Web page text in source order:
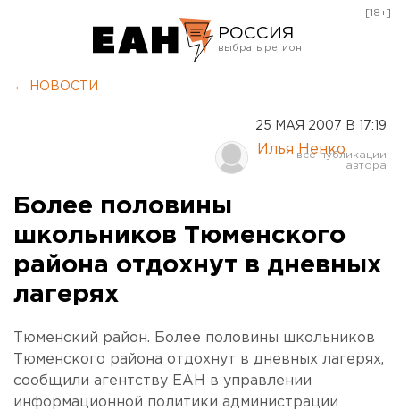
РОССИЯ
Курган
Оренбург
[18+]
← НОВОСТИ
25 МАЯ 2007 В 17:19
Илья Ненко
Более половины
школьников Тюменского
района отдохнут в дневных
лагерях
Тюменский район. Более половины школьников
Тюменского района отдохнут в дневных лагерях,
сообщили агентству ЕАН в управлении
информационной политики администрации